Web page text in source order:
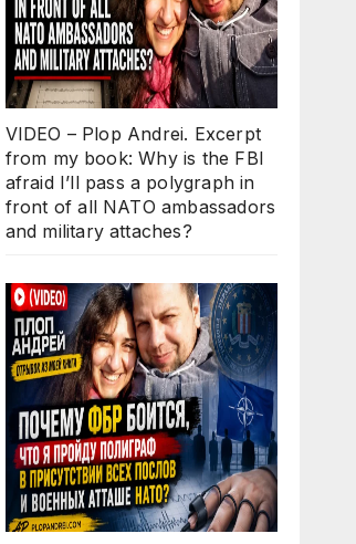
VIDEO – Plop Andrei. Excerpt
from my book: Why is the FBI
afraid I’ll pass a polygraph in
front of all NATO ambassadors
and military attaches?